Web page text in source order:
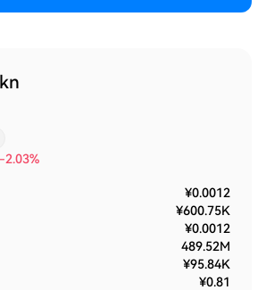
-2.03%
¥0.0012
¥600.75K
¥0.0012
489.52M
¥95.84K
¥0.81